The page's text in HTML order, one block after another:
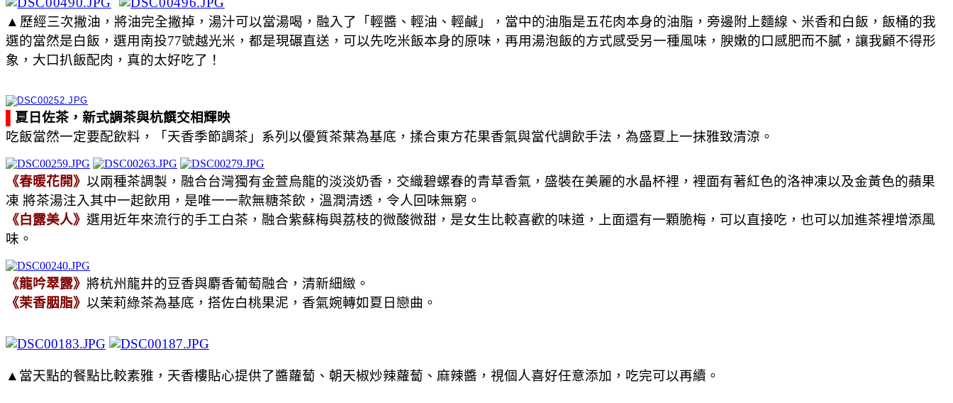
▲ 歷經三次撇油，將油完全撇掉，湯汁可以當湯喝，融入了「輕醬、輕油、輕鹹」，當中的油脂是五花肉本身的油脂，旁邊附上麵線、米香和白飯，飯桶的我
選的當然是白飯，選用南投77號越光米，都是現碾直送，可以先吃米飯本身的原味，再用湯泡飯的方式感受另一種風味，腴嫩的口感肥而不膩，讓我顧不得形
象，大口扒飯配肉，真的太好吃了！
夏日佐茶，新式調茶與杭饌交相輝映
吃飯當然一定要配飲料，「天香季節調茶」系列以優質茶葉為基底，揉合東方花果香氣與當代調飲手法，為盛夏上一抹雅致清涼。
《春暖花開》 以兩種茶調製，融合台灣獨有金萱烏龍的淡淡奶香，交織碧螺春的青草香氣，盛裝在美麗的水晶杯裡，裡面有著紅色的洛神凍以及金黃色的蘋果
凍 將茶湯注入其中一起飲用，是唯一一款無糖茶飲，溫潤清透，令人回味無窮。
《白露美人》 選用近年來流行的手工白茶，融合紫蘇梅與荔枝的微酸微甜，是女生比較喜歡的味道，上面還有一顆脆梅，可以直接吃，也可以加進茶裡增添風
味。
《龍吟翠露》 將杭州龍井的豆香與麝香葡萄融合，清新細緻。
《茉香胭脂》 以茉莉綠茶為基底，搭佐白桃果泥，香氣婉轉如夏日戀曲。
▲當天點的餐點比較素雅，天香樓貼心提供了醬蘿蔔、朝天椒炒辣蘿蔔、麻辣醬，視個人喜好任意添加，吃完可以再續。